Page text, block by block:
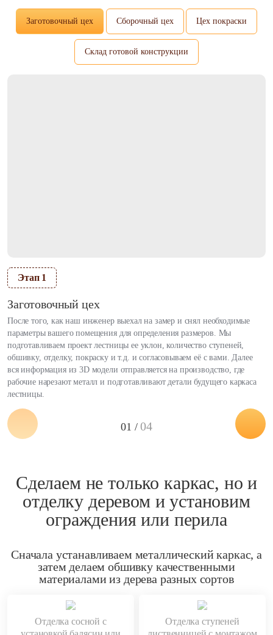
Заготовочный цех Сборочный цех Цех покраски
Склад готовой конструкции
Этап 1
Заготовочный цех
После того, как наш инженер выехал на замер и снял необходимые
параметры вашего помещения для определения размеров. Мы
подготавливаем проект лестницы ее уклон, количество ступеней,
обшивку, отделку, покраску и т.д. и согласовываем её с вами. Далее
вся информация из 3D модели отправляется на производство, где
рабочие нарезают металл и подготавливают детали будущего каркаса
лестницы.
01 / 04
Сделаем не только каркас, но и
отделку деревом и установим
ограждения или перила
Сначала устанавливаем металлический каркас, а
затем делаем обшивку качественными
материалами из дерева разных сортов
Отделка сосной с
Отделка ступеней